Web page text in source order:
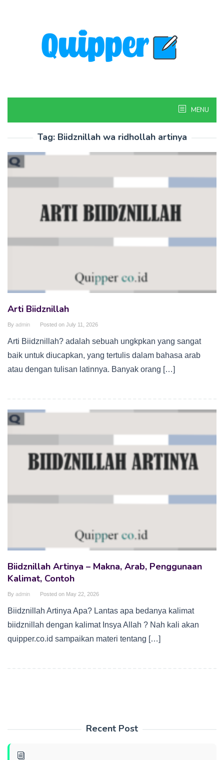
MENU
Tag: Biidznillah wa ridhollah artinya
Arti Biidznillah
By admin Posted on July 11, 2026
Arti Biidznillah? adalah sebuah ungkpkan yang sangat
baik untuk diucapkan, yang tertulis dalam bahasa arab
atau dengan tulisan latinnya. Banyak orang […]
Biidznillah Artinya – Makna, Arab, Penggunaan
Kalimat, Contoh
By admin Posted on May 22, 2026
Biidznillah Artinya Apa? Lantas apa bedanya kalimat
biidznillah dengan kalimat Insya Allah ? Nah kali akan
quipper.co.id sampaikan materi tentang […]
Recent Post